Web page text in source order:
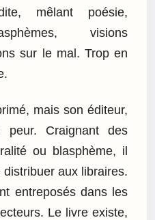
mêlant poésie,
visions
sur le mal. Trop en
mais son éditeur,
peur. Craignant des
ou blasphème, il
aux libraires.
entreposés dans les
Le livre existe,